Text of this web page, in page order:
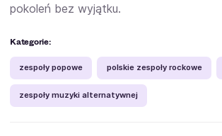
pokoleń bez wyjątku.
Kategorie:
zespoły popowe polskie zespoły rockowe
zespoły muzyki alternatywnej